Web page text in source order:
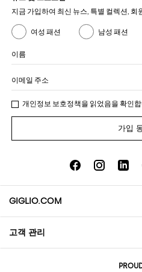
지금 가입하여 최신 뉴스, 특별 컬렉션,
여성 패션 남성 패션
이름
이메일 주소
개인정보 보호정책을 읽었음을 확인
가입
GIGLIO.COM
소개
고객 관리